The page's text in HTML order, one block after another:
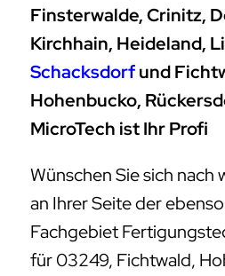
Finsterwalde, Crinitz,
Kirchhain, Heideland,
Schacksdorfund
Hohenbucko,
MicroTech ist Ihr Profi
Wünschen Sie sich nach
an Ihrer Seite der
Fachgebiet
für 03249, Fichtwald,